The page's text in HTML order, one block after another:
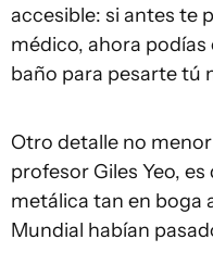
accesible: si antes te
médico, ahora
baño para pesarte tú
Otro detalle no
profesor Giles Yeo,
metálica tan en boga
Mundial habían